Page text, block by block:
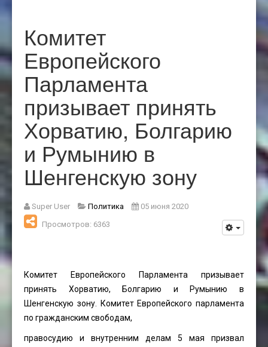
Комитет
Европейского
Парламента
призывает принять
Хорватию, Болгарию
и Румынию в
Шенгенскую зону
Super User Политика
05 июня 2020
Просмотров: 6363
Комитет Европейского Парламента призывает
принять Хорватию, Болгарию и Румынию в
Шенгенскую зону. Комитет Европейского парламента
по гражданским свободам,
правосудию и внутренним делам 5 мая призвал